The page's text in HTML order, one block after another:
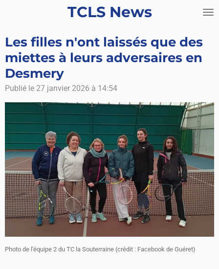
principal
TCLS News
Les filles n'ont laissés que des
miettes à leurs adversaires en
Desmery
Publié le 27 janvier 2026 à 14:54
Photo de l'équipe 2 du TC la Souterraine (crédit : Facebook de Guéret)